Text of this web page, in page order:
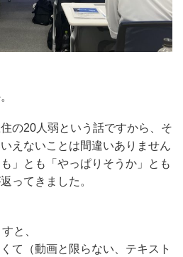
の20人弱という話ですから、そ
えないことは間違いありません
」とも「やっぱりそうか」とも
ってきました。
と、
て（動画と限らない、テキスト